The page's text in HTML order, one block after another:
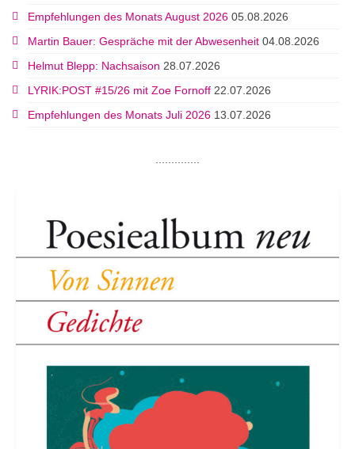
Empfehlungen des Monats August 2026 05.08.2026
Martin Bauer: Gespräche mit der Abwesenheit 04.08.2026
Helmut Blepp: Nachsaison 28.07.2026
LYRIK:POST #15/26 mit Zoe Fornoff 22.07.2026
Empfehlungen des Monats Juli 2026 13.07.2026
..............